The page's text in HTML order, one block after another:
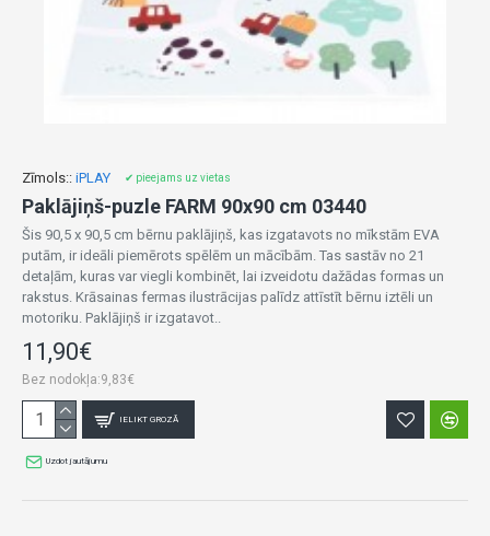
Zīmols:: iPLAY ✔ pieejams uz vietas
Paklājiņš-puzle FARM 90x90 cm 03440
Šis 90,5 x 90,5 cm bērnu paklājiņš, kas izgatavots no mīkstām EVA
putām, ir ideāli piemērots spēlēm un mācībām. Tas sastāv no 21
detaļām, kuras var viegli kombinēt, lai izveidotu dažādas formas un
rakstus. Krāsainas fermas ilustrācijas palīdz attīstīt bērnu iztēli un
motoriku. Paklājiņš ir izgatavot..
11,90€
Bez nodokļa:9,83€
IELIKT GROZĀ
Uzdot jautājumu